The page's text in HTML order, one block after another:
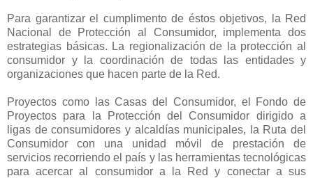
Para garantizar el cumplimento de éstos objetivos, la Red
Nacional de Protección al Consumidor, implementa dos
estrategias básicas. La regionalización de la protección al
consumidor y la coordinación de todas las entidades y
organizaciones que hacen parte de la Red.
Proyectos como las Casas del Consumidor, el Fondo de
Proyectos para la Protección del Consumidor dirigido a
ligas de consumidores y alcaldías municipales, la Ruta del
Consumidor con una unidad móvil de prestación de
servicios recorriendo el país y las herramientas tecnológicas
para acercar al consumidor a la Red y conectar a sus